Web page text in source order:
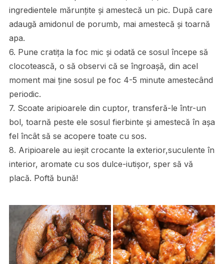
ingredientele mărunțite și amestecă un pic. După care
adaugă amidonul de porumb, mai amestecă și toarnă
apa.
6. Pune cratița la foc mic și odată ce sosul începe să
clocotească, o să observi că se îngroașă, din acel
moment mai ține sosul pe foc 4-5 minute amestecând
periodic.
7. Scoate aripioarele din cuptor, transferă-le într-un
bol, toarnă peste ele sosul fierbinte și amestecă în așa
fel încât să se acopere toate cu sos.
8. Aripioarele au ieșit crocante la exterior,suculente în
interior, aromate cu sos dulce-iutișor, sper să vă
placă. Poftă bună!